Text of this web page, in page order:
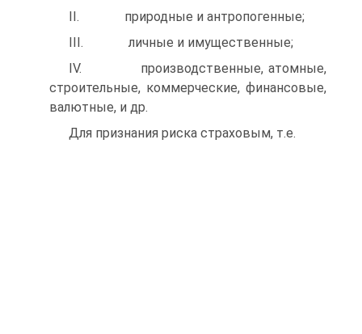
II. природные и антропогенные;
III. личные и имущественные;
IV. производственные, атомные,
строительные, коммерческие, финансовые,
валютные, и др.
Для признания риска страховым, т.е.